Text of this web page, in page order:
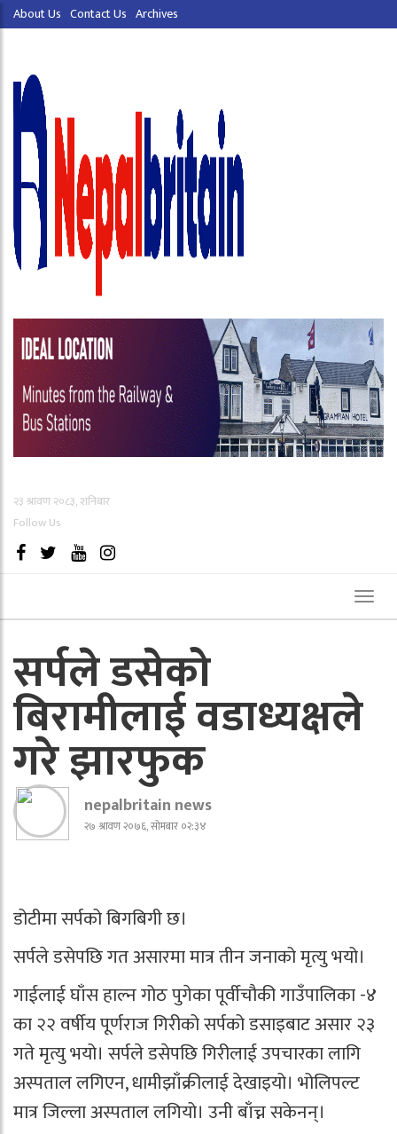
About Us Contact Us Archives
२३ श्रावण २०८३, शनिबार
Follow Us
सर्पले डसेको
बिरामीलाई वडाध्यक्षले
गरे झारफुक
nepalbritain news
२७ श्रावण २०७६, सोमबार ०२:३४
डोटीमा सर्पको बिगबिगी छ।
सर्पले डसेपछि गत असारमा मात्र तीन जनाको मृत्यु भयो।
गाईलाई घाँस हाल्न गोठ पुगेका पूर्वीचौकी गाउँपालिका -४
का २२ वर्षीय पूर्णराज गिरीको सर्पको डसाइबाट असार २३
गते मृत्यु भयो। सर्पले डसेपछि गिरीलाई उपचारका लागि
अस्पताल लगिएन, धामीझाँक्रीलाई देखाइयो। भोलिपल्ट
मात्र जिल्ला अस्पताल लगियो। उनी बाँच्न सकेनन्।